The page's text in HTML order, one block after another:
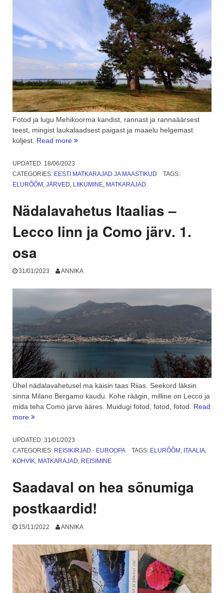
Fotod ja lugu Mehikoorma kandist, rannast ja rannaäärsest
teest, mingist laukalaadsest paigast ja maaelu helgemast
küljest. Read more “Hea
päev:
Mehikoorma
rand
eksootiline
UPDATED: 18/06/2023
CATEGORIES: EESTI MATKARAJAD JA MAASTIKUD
TAGS:
ELURÕÕM JÄRVED LIIKUMINE MATKARAJAD
Nädalavahetus Itaalias –
Lecco linn ja Como järv. 1.
osa
31/01/2023 ANNIKA
Ühel nädalavahetusel ma käisin taas Riias. Seekord läksin
sinna Milano Bergamo kaudu. Kohe räägin, milline on Lecco ja
mida teha Como järve ääres. Muidugi fotod, fotod, fotod. Read
more “Nädalavahetus
–
Lecco
linn
järv.
osa”
UPDATED: 31/01/2023
CATEGORIES: REISIKIRJAD - EUROOPA TAGS: ELURÕÕM , ITAALIA,
KOHVIK, MATKARAJAD, REISIMINE
Saadaval on hea sõnumiga
postkaardid!
15/11/2022 ANNIKA